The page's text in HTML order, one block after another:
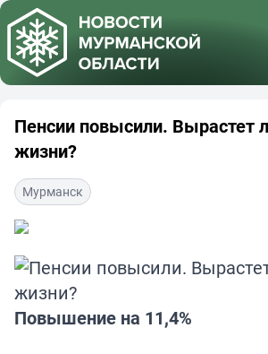
Пенсии повысили. Вырастет
жизни?
Мурманск
Повышение на 11,4%